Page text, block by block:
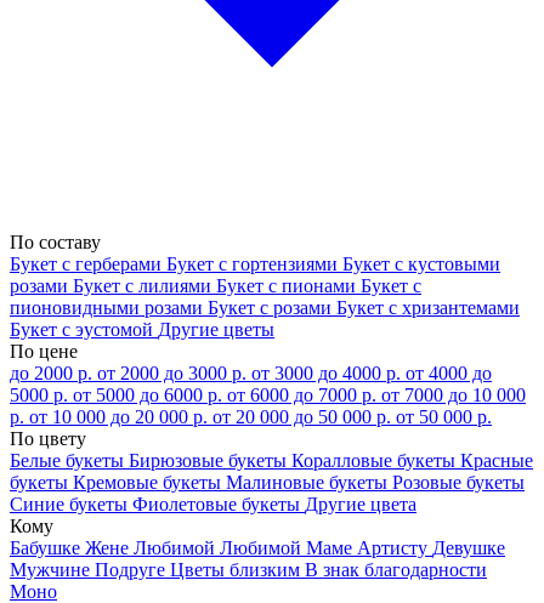
По составу
Букет с герберами Букет с гортензиями Букет с кустовыми
розами Букет с лилиями Букет с пионами Букет с
пионовидными розами Букет с розами Букет с хризантемами
Букет с эустомой Другие цветы
По цене
до 2000 р. от 2000 до 3000 р. от 3000 до 4000 р. от 4000 до
5000 р. от 5000 до 6000 р. от 6000 до 7000 р. от 7000 до 10 000
р. от 10 000 до 20 000 р. от 20 000 до 50 000 р. от 50 000 р.
По цвету
Белые букеты Бирюзовые букеты Коралловые букеты Красные
букеты Кремовые букеты Малиновые букеты Розовые букеты
Синие букеты Фиолетовые букеты Другие цвета
Кому
Бабушке Жене Любимой Любимой Маме Артисту Девушке
Мужчине Подруге Цветы близким В знак благодарности
Моно